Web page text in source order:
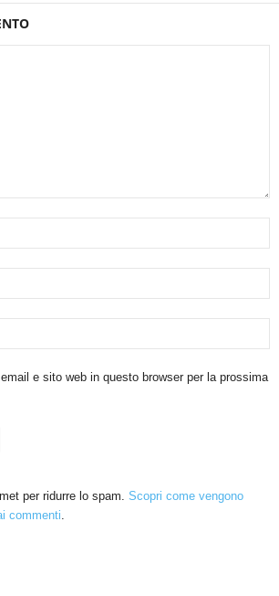
e sito web in questo browser per la prossima
per ridurre lo spam. Scopri come vengono
commenti.